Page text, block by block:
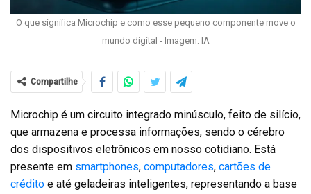
O que significa Microchip e como esse pequeno componente move o
mundo digital - Imagem: IA
Compartilhe
Microchip é um circuito integrado minúsculo, feito de silício,
que armazena e processa informações, sendo o cérebro
dos dispositivos eletrônicos em nosso cotidiano. Está
presente em smartphones, computadores, cartões de
crédito e até geladeiras inteligentes, representando a base